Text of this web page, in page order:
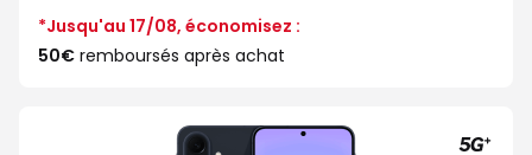
*Jusqu'au 17/08, économisez :
50€ remboursés après achat